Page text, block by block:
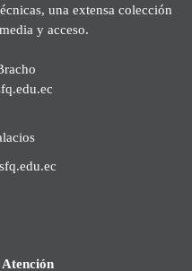
una extensa colección
y acceso.